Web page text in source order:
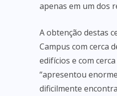
apenas em um dos
A obtenção destas
Campus com cerca
edifícios e com
“apresentou
dificilmente